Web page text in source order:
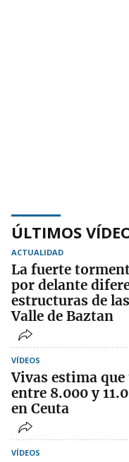
ÚLTIMOS
ACTUALIDAD
La fuerte
por delante
estructuras de
Valle de Baztan
VÍDEOS
Vivas estima
entre 8.000 y
en Ceuta
VÍDEOS